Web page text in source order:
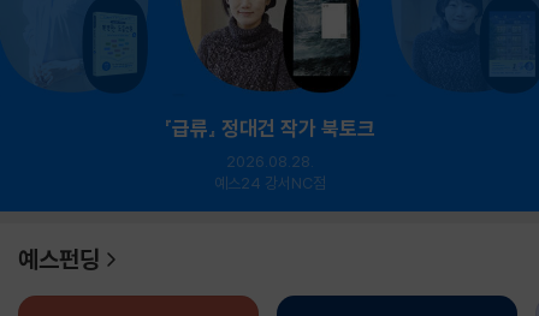
『급류』 정대건 작가 북토크
2026.08.28.
예스24 강서NC점
예스펀딩